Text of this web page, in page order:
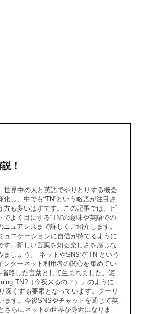
！
世界中の人と英語でやりとりする機会
し、中でも“TN”という略語が注目さ
も多いはずです。この記事では、ビ
よく目にする“TN”の意味や英語での
ュアンスまで詳しくご紹介します。
ニケーションに自信が持てるように
。新しい言葉を知る楽しさを感じな
しょう。 ネットやSNSで“TN”という
ターネット利用者の関心を集めてい
略した言葉として生まれました。短
TN?（今夜来るの？）」のように
深くする要素となっています。クーリ
ます。今後SNSやチャットを通じて英
らにネットの世界が身近になりま